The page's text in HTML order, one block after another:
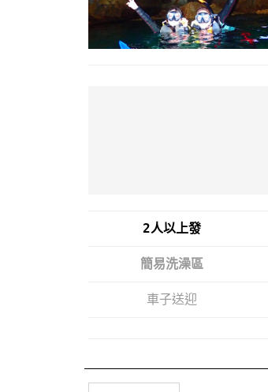
2人以上發
簡易洗澡區
車子送迎